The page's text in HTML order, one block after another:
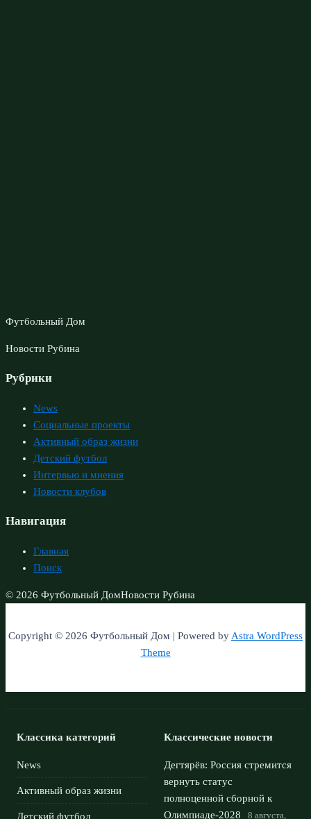
Футбольный Дом
Новости Рубина
Рубрики
News
Социальные проекты
Активный образ жизни
Детский футбол
Интервью и мнения
Новости клубов
Навигация
Главная
Поиск
© 2026 Футбольный ДомНовости Рубина
Copyright © 2026 Футбольный Дом | Powered byAstra WordPress
Theme
Классика категорий
News
Активный образ жизни
Детский футбол
Классические новости
Дегтярёв: Россия стремится
вернуть статус
полноценной сборной к
Олимпиаде‑2028
8 августа,